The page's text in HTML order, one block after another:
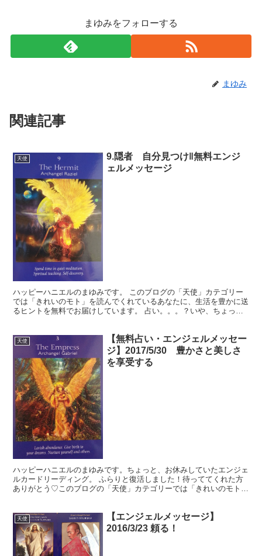
まゆみをフォローする
まゆみ
関連記事
天使
9.隠者 自分見つけ‖無料エンジ
ェルメッセージ
ハッピーハニエルのまゆみです。 このブログの「天使」カテゴリー
では「きれいのモト」を読んでくれているあなたに、生活を豊かに送
るヒントを無料でお届けしています。 占い。。。？いや、ちょっと
天使
【無料占い・エンジェルメッセー
ジ】2017/5/30 豊かさと美しさ
を享受する
ハッピーハニエルのまゆみです。ちょっと、お休みしていたエンジェ
ルカードリーディング。 ふらりと復活しました！待っててくれた方
ありがとう♡このブログの「天使」カテゴリーでは「きれいのモト」
天使
【エンジェルメッセージ】
2016/3/23 頼る！